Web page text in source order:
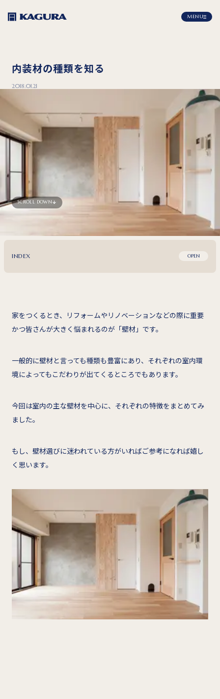
MENU
内装材の種類を知る
2018.01.21
SCROLL DOWN
INDEX OPEN
家をつくるとき、リフォームやリノベーションなどの際に重要
かつ皆さんが大きく悩まれるのが「壁材」です。
一般的に壁材と言っても種類も豊富にあり、それぞれの室内環
境によってもこだわりが出てくるところでもあります。
今回は室内の主な壁材を中心に、それぞれの特徴をまとめてみ
ました。
もし、壁材選びに迷われている方がいればご参考になれば嬉し
く思います。